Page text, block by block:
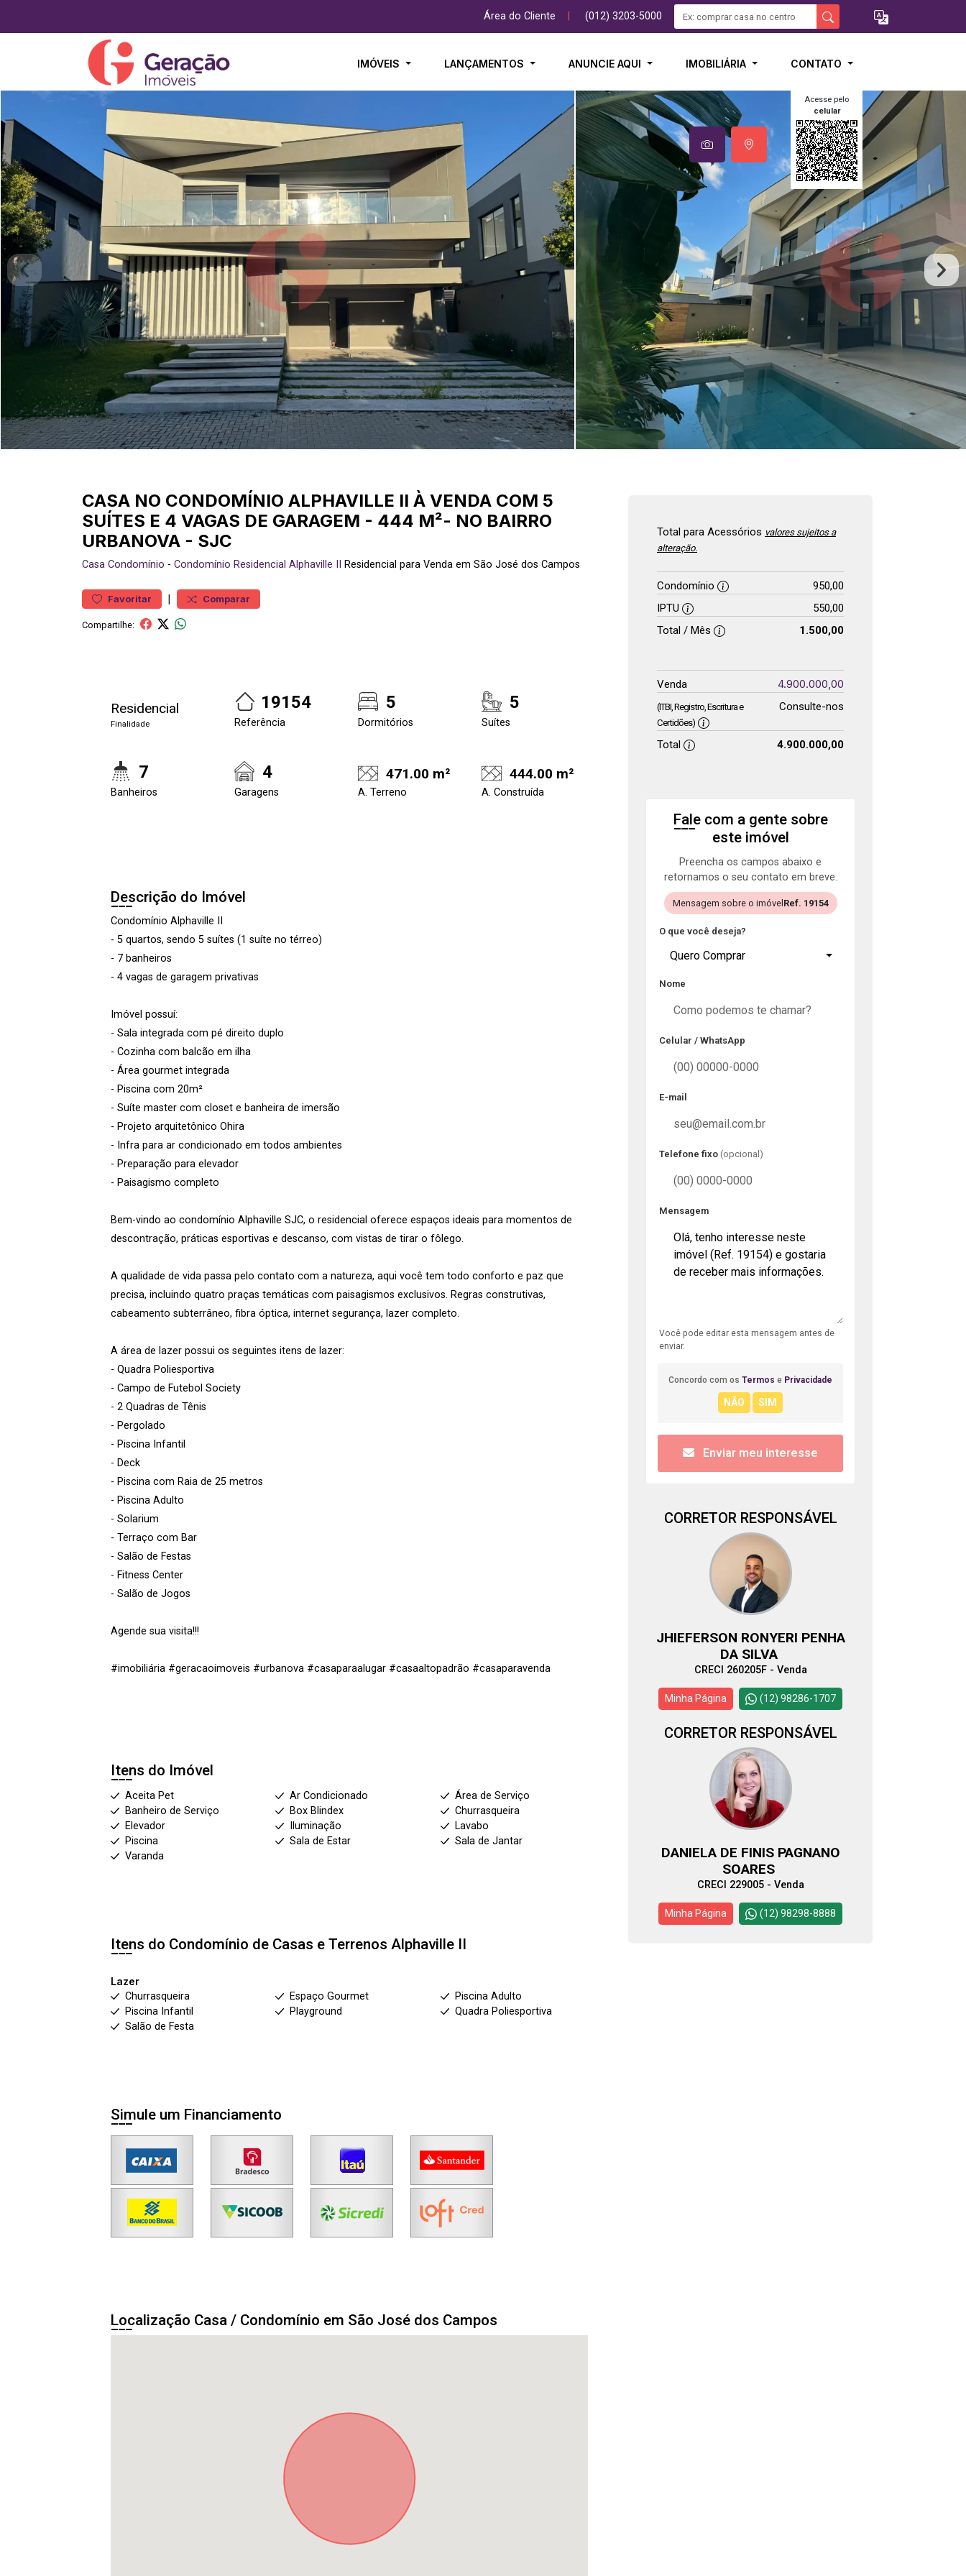
Área do Cliente (012) 3203-5000
IMÓVEIS LANÇAMENTOS ANUNCIE AQUI IMOBILIÁRIA CONTATO
Acesse pelo
celular
CASA NO CONDOMÍNIO ALPHAVILLE II À VENDA COM 5
SUÍTES E 4 VAGAS DE GARAGEM - 444 M²- NO BAIRRO
URBANOVA - SJC
Casa Condomínio - Condomínio Residencial Alphaville II Residencial para Venda em São José dos Campos
Favoritar | Comparar
Compartilhe:
Residencial
Finalidade
19154
Referência
5
Dormitórios
5
Suítes
7
Banheiros
4
Garagens
471.00 m²
A. Terreno
444.00 m²
A. Construída
Descrição do Imóvel
Condomínio Alphaville II
- 5 quartos, sendo 5 suítes (1 suíte no térreo)
- 7 banheiros
- 4 vagas de garagem privativas
Imóvel possuí:
- Sala integrada com pé direito duplo
- Cozinha com balcão em ilha
- Área gourmet integrada
- Piscina com 20m²
- Suíte master com closet e banheira de imersão
- Projeto arquitetônico Ohira
- Infra para ar condicionado em todos ambientes
- Preparação para elevador
- Paisagismo completo
Bem-vindo ao condomínio Alphaville SJC, o residencial oferece espaços ideais para momentos de
descontração, práticas esportivas e descanso, com vistas de tirar o fôlego.
A qualidade de vida passa pelo contato com a natureza, aqui você tem todo conforto e paz que
precisa, incluindo quatro praças temáticas com paisagismos exclusivos. Regras construtivas,
cabeamento subterrâneo, fibra óptica, internet segurança, lazer completo.
A área de lazer possui os seguintes itens de lazer:
- Quadra Poliesportiva
- Campo de Futebol Society
- 2 Quadras de Tênis
- Pergolado
- Piscina Infantil
- Deck
- Piscina com Raia de 25 metros
- Piscina Adulto
- Solarium
- Terraço com Bar
- Salão de Festas
- Fitness Center
- Salão de Jogos
Agende sua visita!!!
#imobiliária #geracaoimoveis #urbanova #casaparaalugar #casaaltopadrão #casaparavenda
Itens do Imóvel
Aceita Pet Ar Condicionado
Área de Serviço
Banheiro de Serviço
Box Blindex
Churrasqueira
Elevador
Iluminação
Lavabo
Piscina
Sala de Estar
Sala de Jantar
Varanda
Itens do Condomínio de Casas e Terrenos Alphaville II
Lazer
Churrasqueira
Espaço Gourmet
Piscina Adulto
Piscina Infantil
Playground
Quadra Poliesportiva
Salão de Festa
Simule um Financiamento
Localização Casa / Condomínio em São José dos Campos
Total para Acessórios valores sujeitos a
alteração.
Condomínio
950,00
IPTU
550,00
Total / Mês
1.500,00
Venda 4.900.000,00
(ITBI, Registro, Escritura e
Certidões)
Consulte-nos
Total 4.900.000,00
Fale com a gente sobre
este imóvel
Preencha os campos abaixo e
retornamos o seu contato em breve.
Mensagem sobre o imóvel Ref. 19154
O que você deseja?
Quero Comprar
Nome
Celular / WhatsApp
E-mail
Telefone fixo (opcional)
Mensagem
Você pode editar esta mensagem antes de
enviar.
Concordo com os Termos e Privacidade
Enviar meu interesse
CORRETOR RESPONSÁVEL
JHIEFERSON RONYERI PENHA
DA SILVA
CRECI 260205F - Venda
Minha Página (12) 98286-1707
CORRETOR RESPONSÁVEL
DANIELA DE FINIS PAGNANO
SOARES
CRECI 229005 - Venda
Minha Página (12) 98298-8888